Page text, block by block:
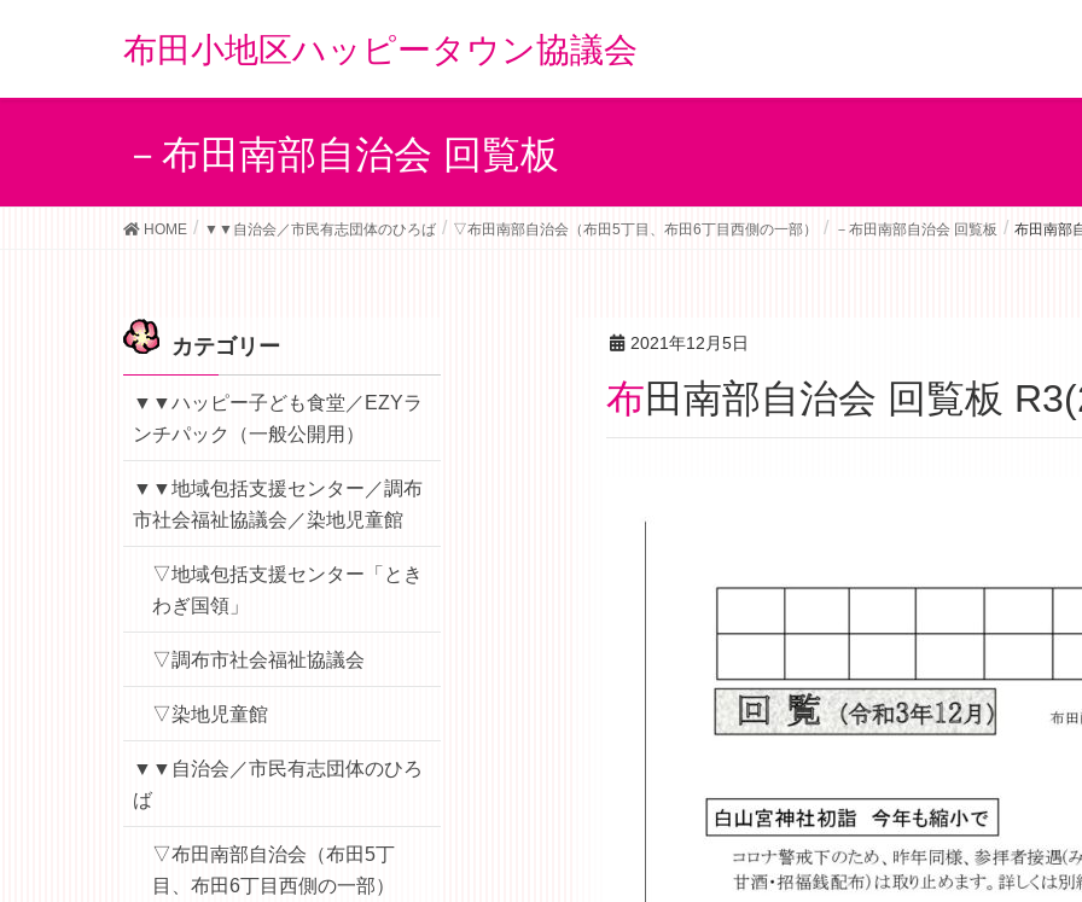
布田小地区ハッピータウン協議会
－布田南部自治会 回覧板
HOME ▼▼自治会／市民有志団体のひろば ▽布田南部自治会（布田5丁目、布田6丁目西側の一部） －布田南部自治会 回覧板 布田南部
2021年12月5日
布田南部自治会 回覧板
カテゴリー
▼▼ハッピー子ども食堂／EZYラ
ンチパック（一般公開用）
▼▼地域包括支援センター／調布
市社会福祉協議会／染地児童館
▽地域包括支援センター「とき
わぎ国領」
▽調布市社会福祉協議会
▽染地児童館
▼▼自治会／市民有志団体のひろ
ば
▽布田南部自治会（布田5丁
目、布田6丁目西側の一部）